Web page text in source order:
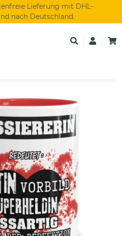
Lieferung mit DHL-
nach Deutschland.